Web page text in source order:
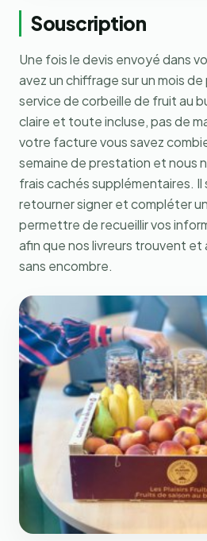
Souscription
Une fois le devis envoyé dans
avez un chiffrage sur un mois
service de corbeille de fruit au
claire et toute incluse, pas de
votre facture vous savez
semaine de prestation et nous
frais cachés supplémentaires. Il
retourner signer et compléter
permettre de recueillir vos
afin que nos livreurs trouvent
sans encombre.